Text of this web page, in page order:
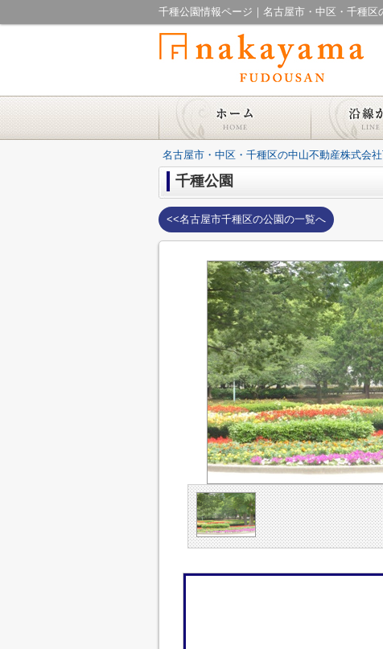
千種公園情報ページ｜名古屋市・中区・千種区
名古屋市・中区・千種区の中山不動産株式会
千種公園
<<名古屋市千種区の公園の一覧へ